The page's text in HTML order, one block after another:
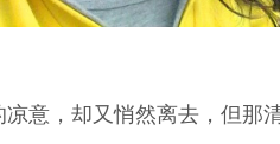
意，却又悄然离去，但那